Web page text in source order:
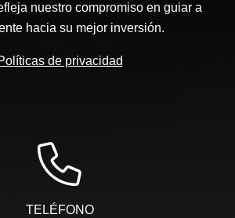
nuestro compromiso en guiar a
hacia su mejor inversión.
de privacidad
TELÉFONO